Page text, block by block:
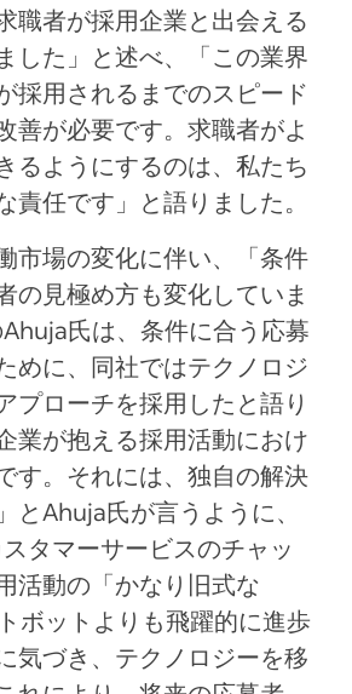
職者が採用企業と出会える
した」と述べ、「この業界
採用されるまでのスピード
善が必要です。求職者がよ
るようにするのは、私たち
責任です」と語りました。
市場の変化に伴い、「条件
の見極め方も変化していま
氏は、条件に合う応募
めに、同社ではテクノロジ
プローチを採用したと語り
業が抱える採用活動におけ
す。それには、独自の解決
とAhuja氏が言うように、
タマーサービスのチャッ
活動の「かなり旧式な
ボットよりも飛躍的に進歩
気づき、テクノロジーを移